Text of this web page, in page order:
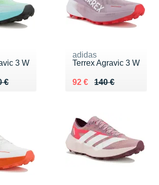
Price ascending
3 W
€ €
€
adidas
Terrex Agravic 3 W
140 €
Au lieu de 140 €
92 €
Vendu 92 €